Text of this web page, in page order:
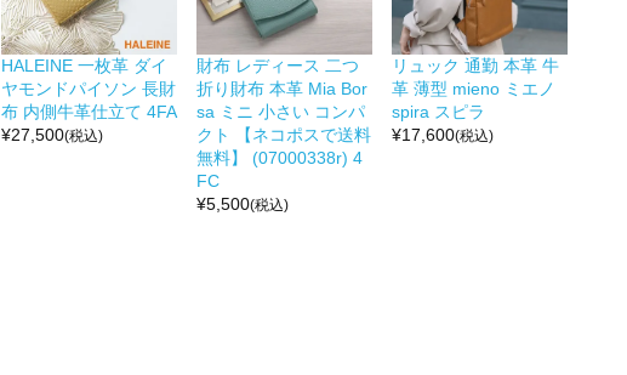
HALEINE 一枚革 ダイ
ヤモンドパイソン 長財
布 内側牛革仕立て 4FA
¥27,500(税込)
財布 レディース 二つ
折り財布 本革 Mia Bor
sa ミニ 小さい コンパ
クト 【ネコポスで送料
無料】 (07000338r) 4
FC
¥5,500(税込)
リュック 通勤 本革 牛
革 薄型 mieno ミエノ
spira スピラ
¥17,600(税込)